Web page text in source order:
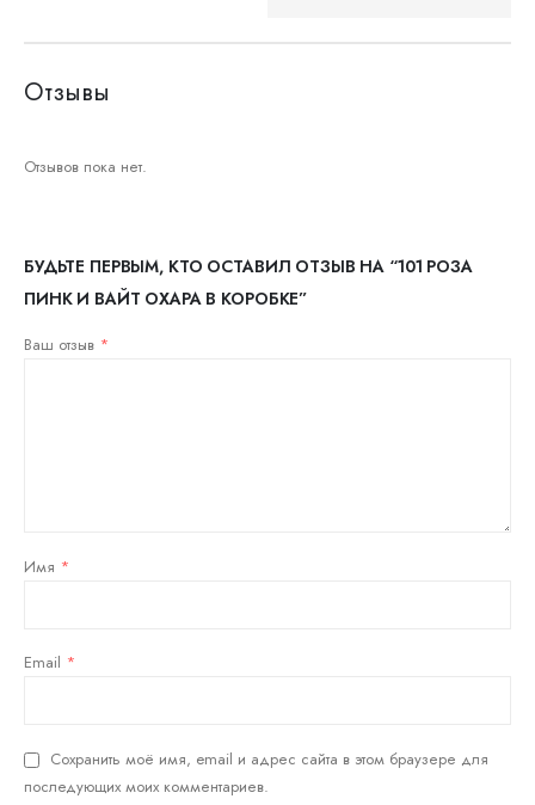
Отзывы
Отзывов пока нет.
БУДЬТЕ ПЕРВЫМ, КТО ОСТАВИЛ ОТЗЫВ НА “101 РОЗА
ПИНК И ВАЙТ ОХАРА В КОРОБКЕ”
Ваш отзыв *
Имя *
Email *
Сохранить моё имя, email и адрес сайта в этом браузере для
последующих моих комментариев.